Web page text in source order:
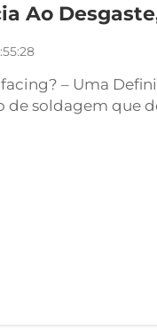
Ao
– Uma
de soldagem que
para
de soldagem